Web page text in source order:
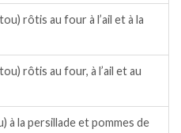
rôtis au four à l’ail et à la
rôtis au four, à l’ail et au
à la persillade et pommes de